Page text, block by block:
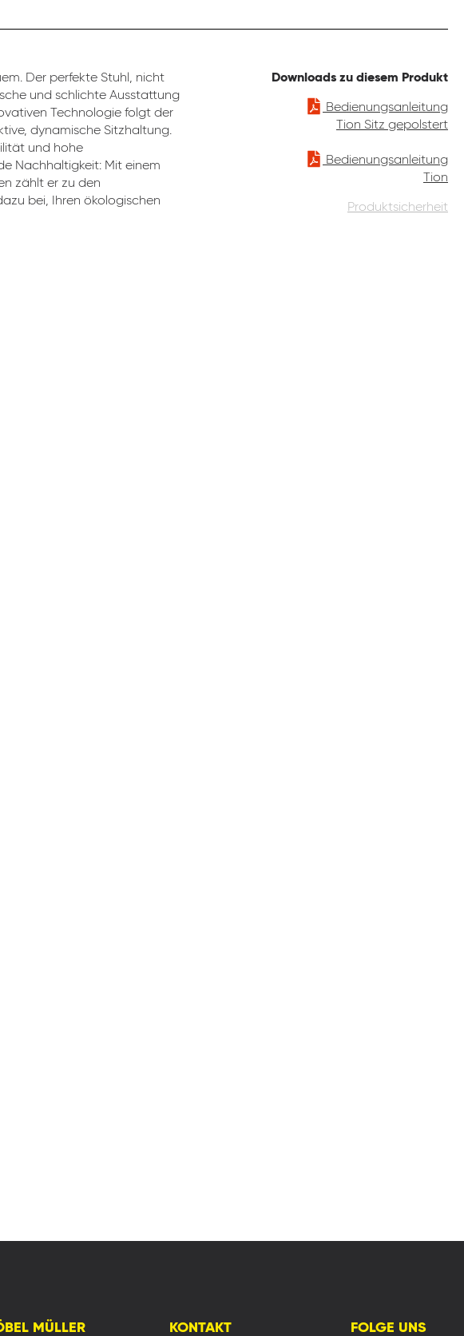
Der perfekte Stuhl, nicht
und schlichte Ausstattung
Technologie folgt der
dynamische Sitzhaltung.
und hohe
Nachhaltigkeit: Mit einem
zählt er zu den
bei, Ihren ökologischen
Downloads zu diesem Produkt
Bedienungsanleitung
Tion Sitz gepolstert
Bedienungsanleitung
Tion
Produktsicherheit
MÜLLER KONTAKT FOLGE UNS